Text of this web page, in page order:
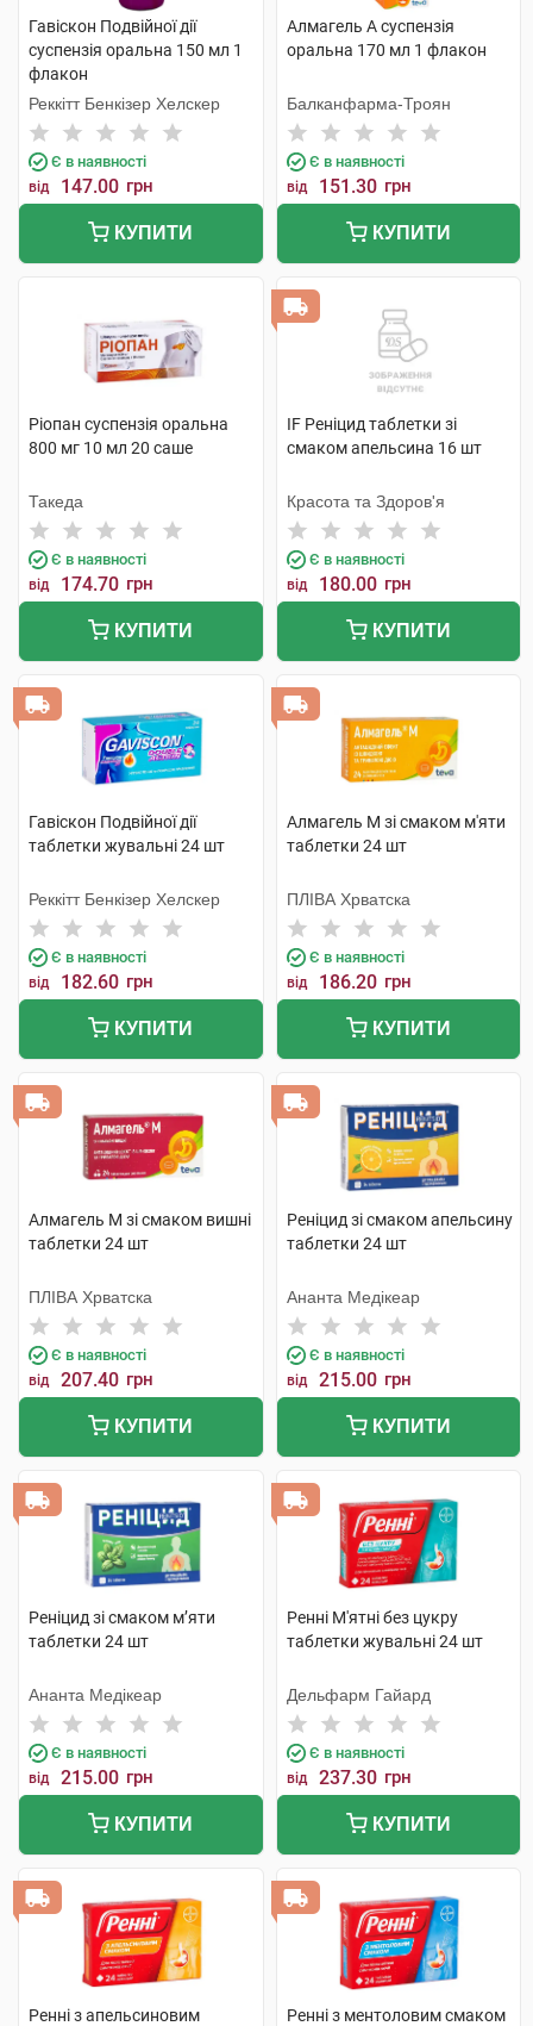
Гавіскон Подвійної дії
суспензія оральна 150 мл 1
флакон
Реккітт Бенкізер Хелскер
Є в наявності
від 147.00 грн
КУПИТИ
Алмагель А суспензія
оральна 170 мл 1 флакон
Балканфарма-Троян
Є в наявності
від 151.30 грн
КУПИТИ
Ріопан суспензія оральна
800 мг 10 мл 20 саше
Такеда
Є в наявності
від 174.70 грн
КУПИТИ
IF Реніцид таблетки зі
смаком апельсина 16 шт
Красота та Здоров'я
Є в наявності
від 180.00 грн
КУПИТИ
Гавіскон Подвійної дії
таблетки жувальні 24 шт
Реккітт Бенкізер Хелскер
Є в наявності
від 182.60 грн
КУПИТИ
Алмагель М зі смаком м'яти
таблетки 24 шт
ПЛІВА Хрватска
Є в наявності
від 186.20 грн
КУПИТИ
Алмагель M зі смаком вишні
таблетки 24 шт
ПЛІВА Хрватска
Є в наявності
від 207.40 грн
КУПИТИ
Реніцид зі смаком апельсину
таблетки 24 шт
Ананта Медікеар
Є в наявності
від 215.00 грн
КУПИТИ
Реніцид зі смаком м’яти
таблетки 24 шт
Ананта Медікеар
Є в наявності
від 215.00 грн
КУПИТИ
Ренні М'ятні без цукру
таблетки жувальні 24 шт
Дельфарм Гайард
Є в наявності
від 237.30 грн
КУПИТИ
Ренні з апельсиновим
Ренні з ментоловим смаком